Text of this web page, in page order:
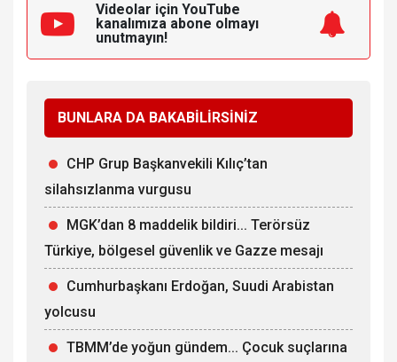
Videolar için YouTube
kanalımıza abone olmayı
unutmayın!
BUNLARA DA BAKABİLİRSİNİZ
CHP Grup Başkanvekili Kılıç’tan
silahsızlanma vurgusu
MGK’dan 8 maddelik bildiri... Terörsüz
Türkiye, bölgesel güvenlik ve Gazze mesajı
Cumhurbaşkanı Erdoğan, Suudi Arabistan
yolcusu
TBMM’de yoğun gündem... Çocuk suçlarına